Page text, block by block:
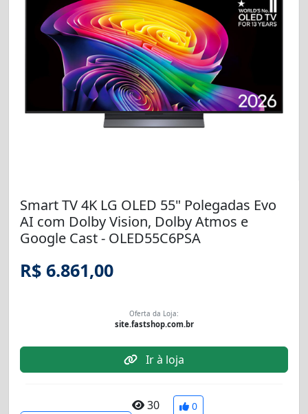
Smart TV 4K LG OLED 55" Polegadas Evo
AI com Dolby Vision, Dolby Atmos e
Google Cast - OLED55C6PSA
R$ 6.861,00
Oferta da Loja:
site.fastshop.com.br
Ir à loja
30 0